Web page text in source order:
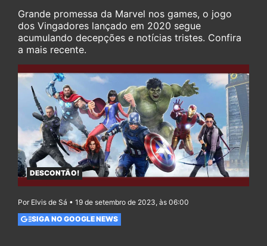
Grande promessa da Marvel nos games, o jogo
dos Vingadores lançado em 2020 segue
acumulando decepções e notícias tristes. Confira
a mais recente.
DESCONTÃO!
Por Elvis de Sá • 19 de setembro de 2023, às 06:00
SIGA NO GOOGLE NEWS